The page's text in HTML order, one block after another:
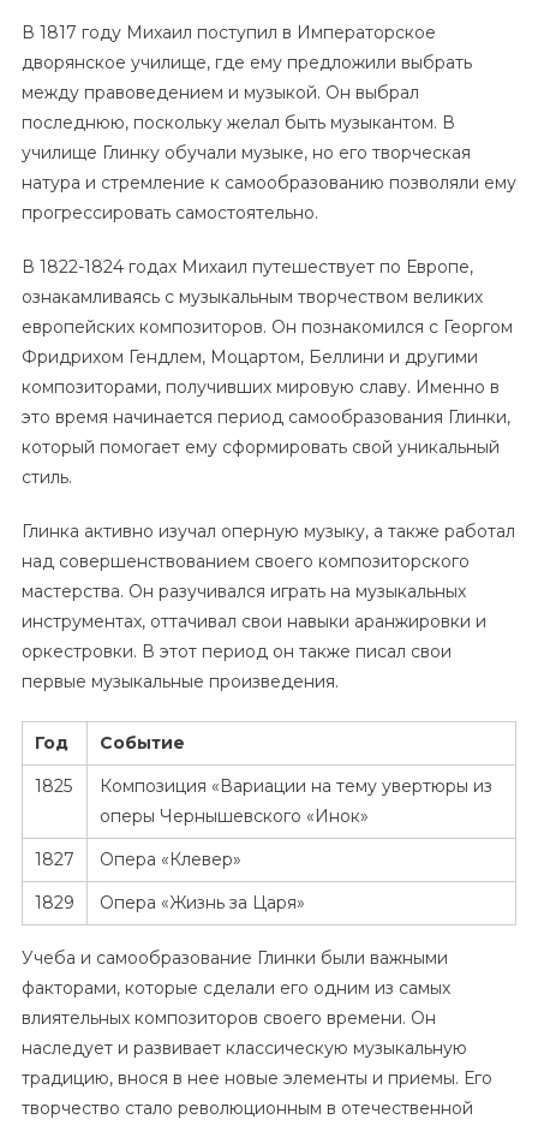
В 1817 году Михаил поступил в Императорское
дворянское училище, где ему предложили выбрать
между правоведением и музыкой. Он выбрал
последнюю, поскольку желал быть музыкантом. В
училище Глинку обучали музыке, но его творческая
натура и стремление к самообразованию позволяли ему
прогрессировать самостоятельно.
В 1822-1824 годах Михаил путешествует по Европе,
ознакамливаясь с музыкальным творчеством великих
европейских композиторов. Он познакомился с Георгом
Фридрихом Гендлем, Моцартом, Беллини и другими
композиторами, получивших мировую славу. Именно в
это время начинается период самообразования Глинки,
который помогает ему сформировать свой уникальный
стиль.
Глинка активно изучал оперную музыку, а также работал
над совершенствованием своего композиторского
мастерства. Он разучивался играть на музыкальных
инструментах, оттачивал свои навыки аранжировки и
оркестровки. В этот период он также писал свои
первые музыкальные произведения.
Год
Событие
1825
Композиция «Вариации на тему увертюры из
оперы Чернышевского «Инок»
1827
Опера «Клевер»
1829
Опера «Жизнь за Царя»
Учеба и самообразование Глинки были важными
факторами, которые сделали его одним из самых
влиятельных композиторов своего времени. Он
наследует и развивает классическую музыкальную
традицию, внося в нее новые элементы и приемы. Его
творчество стало революционным в отечественной